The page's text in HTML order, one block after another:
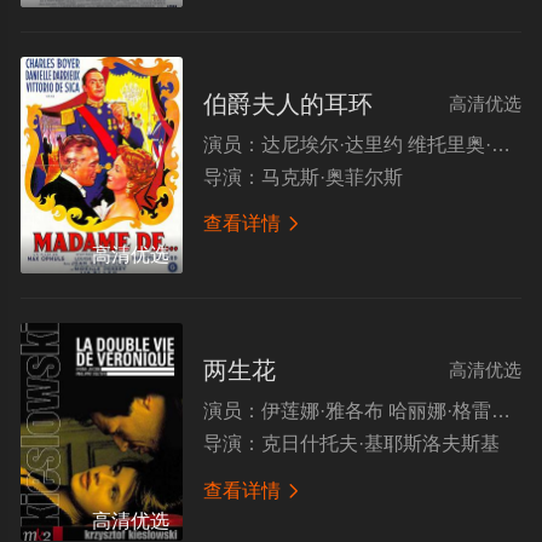
高清优选
高清优选
伯爵夫人的耳环
演员： 达尼埃尔·达里约 维托里奥·德西卡 查尔斯·博耶 让·德比古 让·加朗 米蕾尔·珀雷
导演： 马克斯·奥菲尔斯
查看详情 
高清优选
高清优选
两生花
演员： 伊莲娜·雅各布 哈丽娜·格雷格拉谢夫斯卡 卡里娜·谢鲁斯克 亚历山大·巴尔迪尼 瓦迪斯瓦夫·科瓦尔斯基 杰兹·古德寇
导演： 克日什托夫·基耶斯洛夫斯基
查看详情 